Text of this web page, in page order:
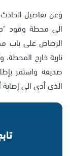
وعن تفاصيل
الى محطة وقود
الرصاص على باب
صديقه واستمر
الذي أدى الى